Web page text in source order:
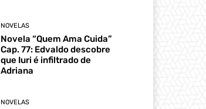
NOVELAS
Novela “Quem Ama Cuida”
Cap. 77: Edvaldo descobre
que Iuri é infiltrado de
Adriana
NOVELAS